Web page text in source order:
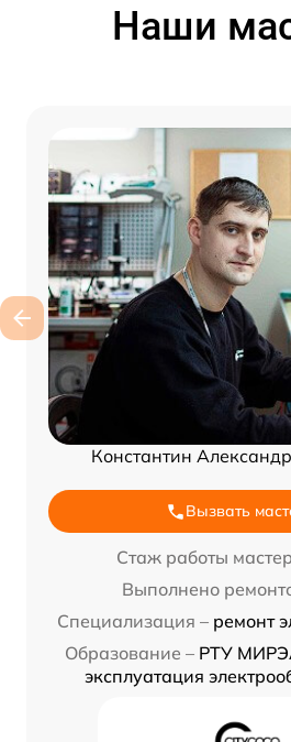
Наши
Константин
Вызвать
Стаж работы
Выполнено
Специализация – ремонт
Образование – РТУ
эксплуатация